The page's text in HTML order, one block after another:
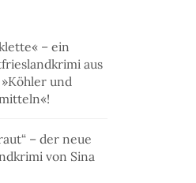
– ein
aus
und
– der neue
von Sina